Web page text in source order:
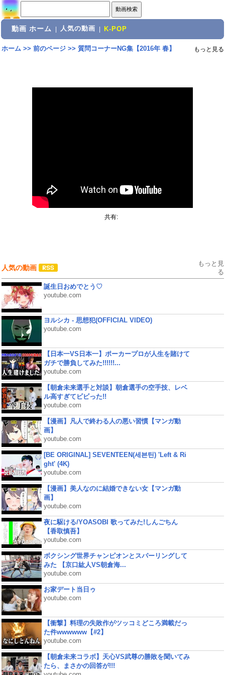
動画 ホーム 人気の動画 K-POP
ホーム>> 前のページ>> 質問コーナーNG集【2016年 春】 もっと見る
共有:
人気の動画
もっと見
る
誕生日おめでとう♡
youtube.com
ヨルシカ - 思想犯(OFFICIAL VIDEO)
youtube.com
【日本一VS日本一】ポーカープロが人生を賭けて
ガチで勝負してみた!!!!!!...
youtube.com
【朝倉未来選手と対談】朝倉選手の空手技、レベ
ル高すぎてビビった!!
youtube.com
【漫画】凡人で終わる人の悪い習慣【マンガ動
画】
youtube.com
[BE ORIGINAL] SEVENTEEN(세븐틴) 'Left & Ri
ght' (4K)
youtube.com
【漫画】美人なのに結婚できない女【マンガ動
画】
youtube.com
夜に駆ける/YOASOBI 歌ってみた!しんごちん
【香取慎吾】
youtube.com
ボクシング世界チャンピオンとスパーリングして
みた 【京口紘人VS朝倉海...
youtube.com
お家デート当日ゥ
youtube.com
【衝撃】料理の失敗作がツッコミどころ満載だっ
た件wwwwww【#2】
youtube.com
【朝倉未来コラボ】天心VS武尊の勝敗を聞いてみ
たら、まさかの回答が!!!